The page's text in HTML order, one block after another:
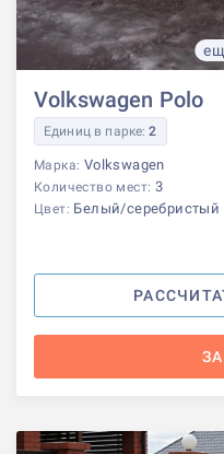
Volkswagen Polo
Единиц в парке:2
Марка: Volkswagen
Количество мест: 3
Цвет: Белый/серебристый